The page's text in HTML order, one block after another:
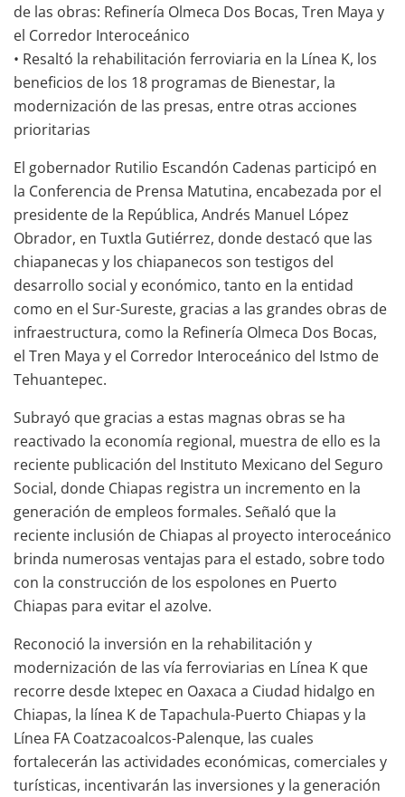
de las obras: Refinería Olmeca Dos Bocas, Tren Maya y
el Corredor Interoceánico
• Resaltó la rehabilitación ferroviaria en la Línea K, los
beneficios de los 18 programas de Bienestar, la
modernización de las presas, entre otras acciones
prioritarias
El gobernador Rutilio Escandón Cadenas participó en
la Conferencia de Prensa Matutina, encabezada por el
presidente de la República, Andrés Manuel López
Obrador, en Tuxtla Gutiérrez, donde destacó que las
chiapanecas y los chiapanecos son testigos del
desarrollo social y económico, tanto en la entidad
como en el Sur-Sureste, gracias a las grandes obras de
infraestructura, como la Refinería Olmeca Dos Bocas,
el Tren Maya y el Corredor Interoceánico del Istmo de
Tehuantepec.
Subrayó que gracias a estas magnas obras se ha
reactivado la economía regional, muestra de ello es la
reciente publicación del Instituto Mexicano del Seguro
Social, donde Chiapas registra un incremento en la
generación de empleos formales. Señaló que la
reciente inclusión de Chiapas al proyecto interoceánico
brinda numerosas ventajas para el estado, sobre todo
con la construcción de los espolones en Puerto
Chiapas para evitar el azolve.
Reconoció la inversión en la rehabilitación y
modernización de las vía ferroviarias en Línea K que
recorre desde Ixtepec en Oaxaca a Ciudad hidalgo en
Chiapas, la línea K de Tapachula-Puerto Chiapas y la
Línea FA Coatzacoalcos-Palenque, las cuales
fortalecerán las actividades económicas, comerciales y
turísticas, incentivarán las inversiones y la generación